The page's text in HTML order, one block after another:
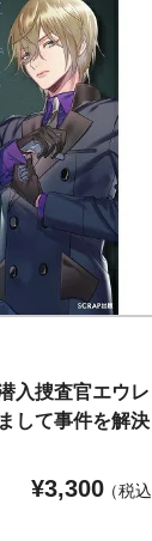
入捜査官エウレ
して事件を解決
¥3,300 税込